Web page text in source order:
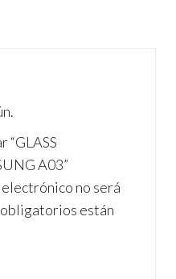
“GLASS
A03”
no será
obligatorios están